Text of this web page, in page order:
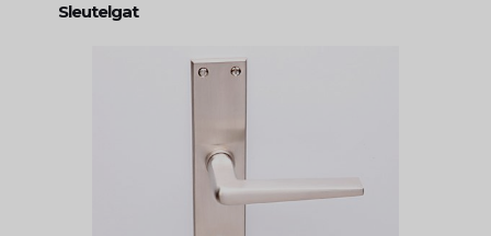
Sleutelgat